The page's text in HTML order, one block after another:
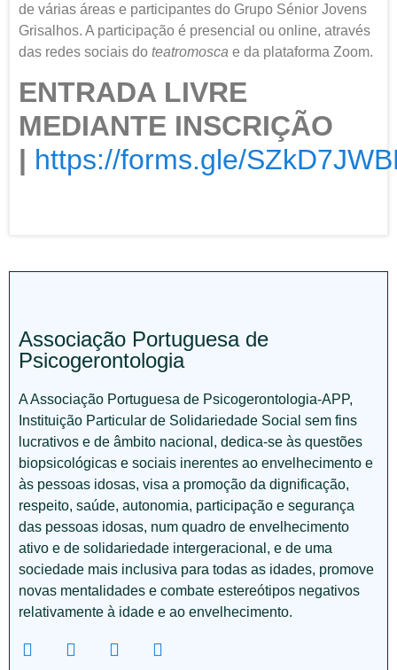
de várias áreas e participantes do Grupo Sénior Jovens
Grisalhos. A participação é presencial ou online, através
das redes sociais do teatromosca e da plataforma Zoom.
ENTRADA LIVRE
MEDIANTE INSCRIÇÃO
| https://forms.gle/
Associação Portuguesa de
Psicogerontologia
A Associação Portuguesa de Psicogerontologia-APP,
Instituição Particular de Solidariedade Social sem fins
lucrativos e de âmbito nacional, dedica-se às questões
biopsicológicas e sociais inerentes ao envelhecimento e
às pessoas idosas, visa a promoção da dignificação,
respeito, saúde, autonomia, participação e segurança
das pessoas idosas, num quadro de envelhecimento
ativo e de solidariedade intergeracional, e de uma
sociedade mais inclusiva para todas as idades, promove
novas mentalidades e combate estereótipos negativos
relativamente à idade e ao envelhecimento.